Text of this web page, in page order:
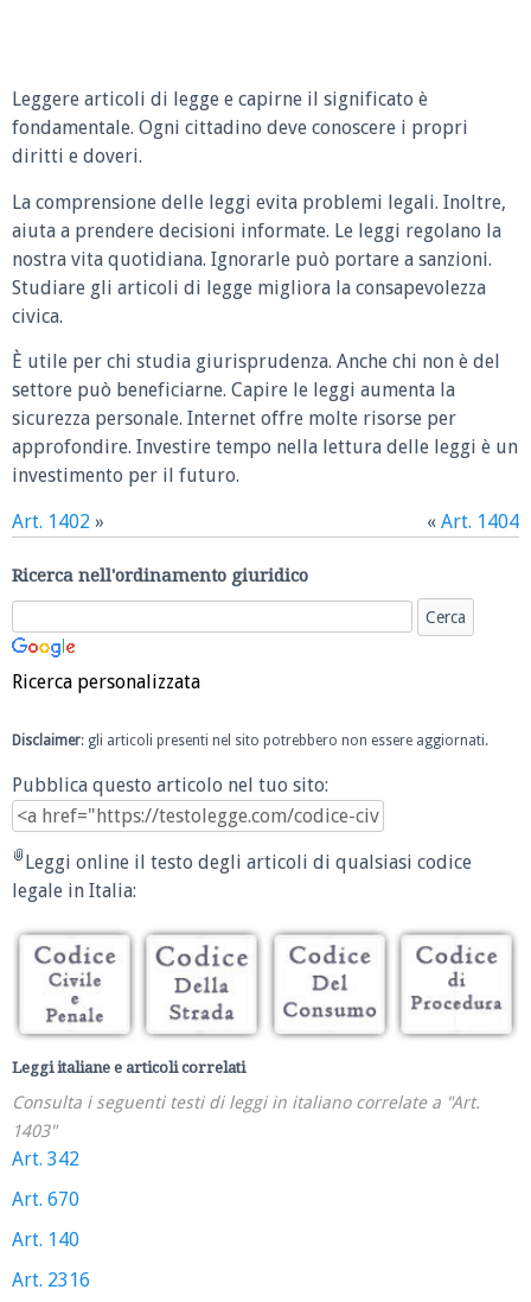
Leggere articoli di legge e capirne il significato è
fondamentale. Ogni cittadino deve conoscere i propri
diritti e doveri.
La comprensione delle leggi evita problemi legali. Inoltre,
aiuta a prendere decisioni informate. Le leggi regolano la
nostra vita quotidiana. Ignorarle può portare a sanzioni.
Studiare gli articoli di legge migliora la consapevolezza
civica.
È utile per chi studia giurisprudenza. Anche chi non è del
settore può beneficiarne. Capire le leggi aumenta la
sicurezza personale. Internet offre molte risorse per
approfondire. Investire tempo nella lettura delle leggi è un
investimento per il futuro.
Art. 1402 » « Art. 1404
Ricerca nell'ordinamento giuridico
Ricerca personalizzata
Disclaimer: gli articoli presenti nel sito potrebbero non essere aggiornati.
Pubblica questo articolo nel tuo sito:
Leggi online il testo degli articoli di qualsiasi codice
legale in Italia:
Leggi italiane e articoli correlati
Consulta i seguenti testi di leggi in italiano correlate a "Art.
1403"
Art. 342
Art. 670
Art. 140
Art. 2316